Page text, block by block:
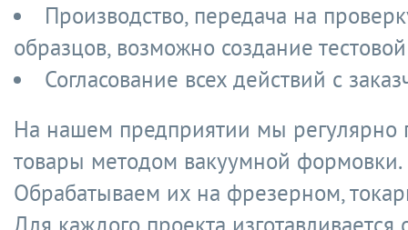
Производство, передача на
образцов, возможно создание
Согласование всех действий с
На нашем предприятии мы регулярно
товары методом вакуумной формовки.
Обрабатываем их на фрезерном,